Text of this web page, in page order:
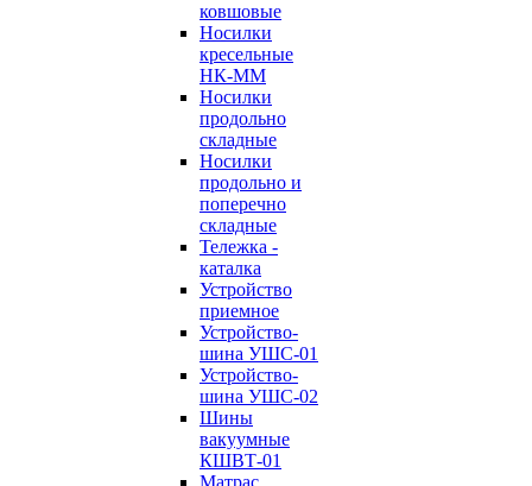
ковшовые
Носилки
кресельные
НК-ММ
Носилки
продольно
складные
Носилки
продольно и
поперечно
складные
Тележка -
каталка
Устройство
приемное
Устройство-
шина УШС-01
Устройство-
шина УШС-02
Шины
вакуумные
КШВТ-01
Матрас